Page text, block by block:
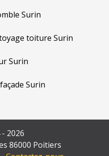
Surin
toiture Surin
Surin
Surin
2026
86000 Poitiers